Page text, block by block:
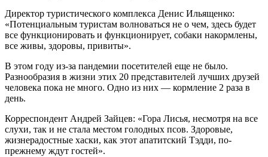
Директор туристического комплекса Денис Ильященко:
«Потенциальным туристам волноваться не о чем, здесь будет
все функционировать и функционирует, собаки накормлены,
все живы, здоровы, привиты».
В этом году из-за пандемии посетителей еще не было.
Разнообразия в жизни этих 20 представителей лучших друзей
человека пока не много. Одно из них — кормление 2 раза в
день.
Корреспондент Андрей Зайцев: «Гора Лисья, несмотря на все
слухи, так и не стала местом голодных псов. Здоровые,
жизнерадостные хаски, как этот апатитский Тэдди, по-
прежнему ждут гостей».